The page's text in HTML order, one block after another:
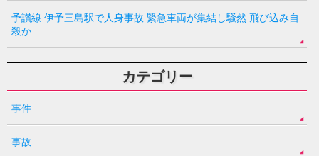
予讃線 伊予三島駅で人身事故 緊急車両が集結し騒然 飛び込み自
殺か
カテゴリー
事件
事故